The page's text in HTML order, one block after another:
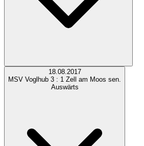
18.08.2017
MSV Voglhub 3 : 1 Zell am Moos sen.
Auswärts